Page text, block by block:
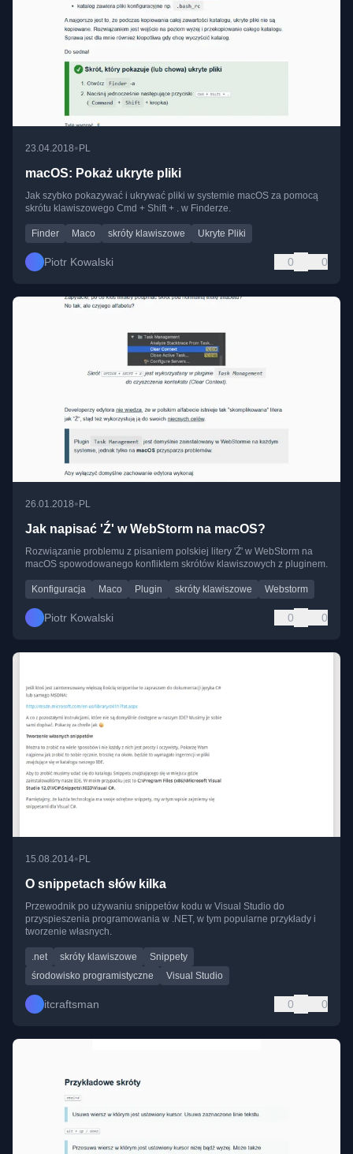
23.04.2018• PL
macOS: Pokaż ukryte pliki
Jak szybko pokazywać i ukrywać pliki w systemie macOS za pomocą
skrótu klawiszowego Cmd + Shift + . w Finderze.
Finder Maco skróty klawiszowe Ukryte Pliki
Piotr Kowalski 0 0
26.01.2018•PL
Jak napisać 'Ź' w WebStorm na macOS?
Rozwiązanie problemu z pisaniem polskiej litery 'Ź' w WebStorm na
macOS spowodowanego konfliktem skrótów klawiszowych z pluginem.
Konfiguracja Maco Plugin skróty klawiszowe Webstorm
Piotr Kowalski 0 0
15.08.2014• PL
O snippetach słów kilka
Przewodnik po używaniu snippetów kodu w Visual Studio do
przyspieszenia programowania w .NET, w tym popularne przykłady i
tworzenie własnych.
.net skróty klawiszowe
Snippety
środowisko programistyczne
Visual Studio
itcraftsman 0 0